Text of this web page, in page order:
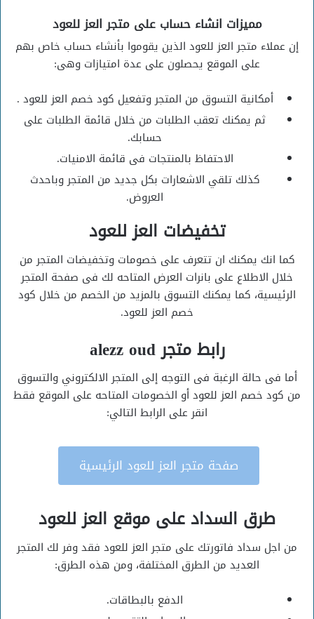
مميزات انشاء حساب على متجر العز للعود
إن عملاء متجر العز للعود الذين يقوموا بأنشاء حساب خاص بهم
على الموقع يحصلون على عدة امتيازات وهى:
أمكانية التسوق من المتجر وتفعيل كود خصم العز للعود .
ثم يمكنك تعقب الطلبات من خلال قائمة الطلبات على
حسابك.
الاحتفاظ بالمنتجات فى قائمة الامنيات.
كذلك تلقي الاشعارات بكل جديد من المتجر وباحدث
العروض.
تخفيضات العز للعود
كما انك يمكنك ان تتعرف على خصومات وتخفيضات المتجر من
خلال الاطلاع على بانرات العرض المتاحه لك فى صفحة المتجر
الرئيسية، كما يمكنك التسوق بالمزيد من الخصم من خلال كود
خصم العز للعود.
رابط متجر alezz oud
أما فى حالة الرغبة فى التوجه إلى المتجر الالكتروني والتسوق
من كود خصم العز للعود أو الخصومات المتاحه على الموقع فقط
انقر على الرابط التالي:
صفحة متجر العز للعود الرئيسية
طرق السداد على موقع العز للعود
من اجل سداد فاتورتك على متجر العز للعود فقد وفر لك المتجر
العديد من الطرق المختلفة، ومن هذه الطرق:
الدفع بالبطاقات.